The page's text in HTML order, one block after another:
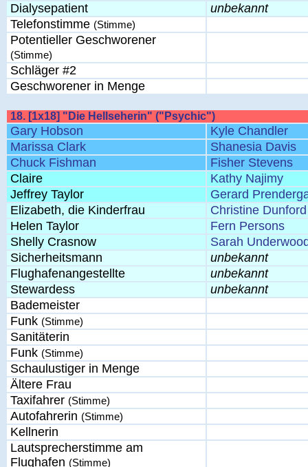
Dialysepatient
unbekannt
Telefonstimme (Stimme)
Potentieller Geschworener
(Stimme)
Schläger #2
Geschworener in Menge
18. [1x18] "Die Hellseherin" ("Psychic")
Gary Hobson
Kyle Chandler
Marissa Clark
Shanesia Davis
Chuck Fishman
Fisher Stevens
Claire
Kathy Najimy
Jeffrey Taylor
Gerard
Elizabeth, die Kinderfrau
Christine Dunford
Helen Taylor
Fern Persons
Shelly Crasnow
Sarah
Sicherheitsmann
unbekannt
Flughafenangestellte
unbekannt
Stewardess
unbekannt
Bademeister
Funk (Stimme)
Sanitäterin
Funk (Stimme)
Schaulustiger in Menge
Ältere Frau
Taxifahrer (Stimme)
Autofahrerin (Stimme)
Kellnerin
Lautsprecherstimme am
Flughafen (Stimme)